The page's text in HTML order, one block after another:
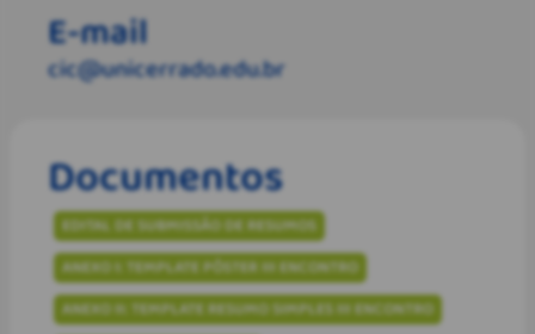
E-mail
cic@unicerrado.edu.br
Documentos
EDITAL DE SUBMISSÃO DE RESUMOS
ANEXO I: TEMPLATE PÔSTER III ENCONTRO
ANEXO II: TEMPLATE RESUMO SIMPLES III ENCONTRO